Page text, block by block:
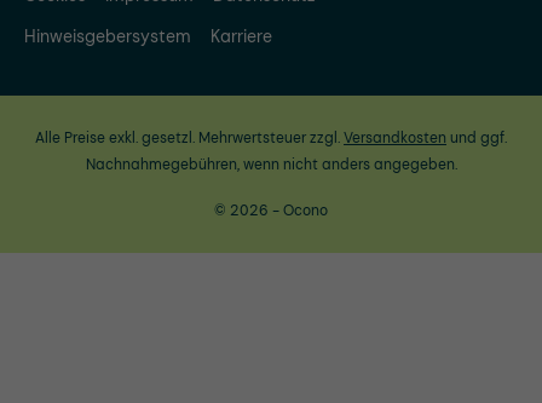
Hinweisgebersystem
Karriere
Alle Preise exkl. gesetzl. Mehrwertsteuer zzgl.Versandkosten und ggf.
Nachnahmegebühren, wenn nicht anders angegeben.
© 2026 - Ocono